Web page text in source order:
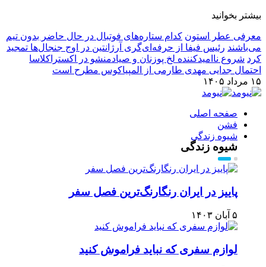
بیشتر بخوانید
معرفی عطر استون کدام ستاره‌های فوتبال در حال حاضر بدون تیم
می‌باشند رئیس فیفا از حرفه‌ای‌گری آرژانتین در اوج جنجال‌ها تمجید
کرد شروع ناامیدکننده لخ پوزنان و صیادمنشو در اکستراکلاسا
احتمال جدایی مهدی طارمی از المپیاکوس مطرح است
۱۵ مرداد ۱۴۰۵
صفحه اصلی
فشن
شیوه زندگی
شیوه زندگی
پاییز در ایران رنگارنگ‌ترین فصل سفر
۵ آبان ۱۴۰۳
لوازم سفری که نباید فراموش کنید